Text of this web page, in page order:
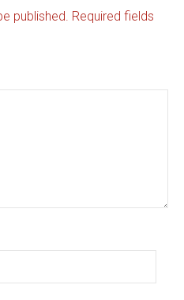
published. Required fields